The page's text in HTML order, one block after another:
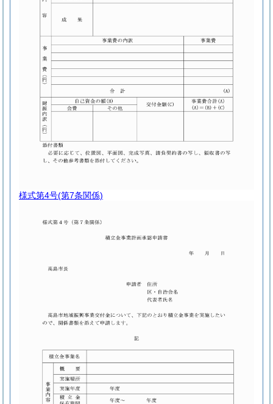
様式第4号(第7条関係)